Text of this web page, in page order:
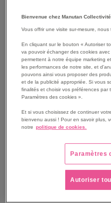
SKIP
Les avantages
Poubelle Venise à double
Le couvercle est équipé
En acier, tôle découpée.
Cette poubelle reçoit des
Plaquette en inox brossé
écrasement cigarette. A coller.
Porte frontale, verrouillage
A fixer sur sol dur par
Bienvenue chez Manutan
Vous offrir une visite sur-mesure,
En cliquant sur le bouton « Autoriser
va pouvoir échanger des cookies
permettent à notre équipe marketing
les performances de notre site, et
pouvons ainsi vous proposer des
et de la publicité appropriée. Si vous
finalités et choisir vos préférences par
Paramètres des cookies ».
Et si vous choisissez de continuer
bienvenu aussi ! Pour en savoir plus,
notre politique de cookies.
Paramètres
Autoriser